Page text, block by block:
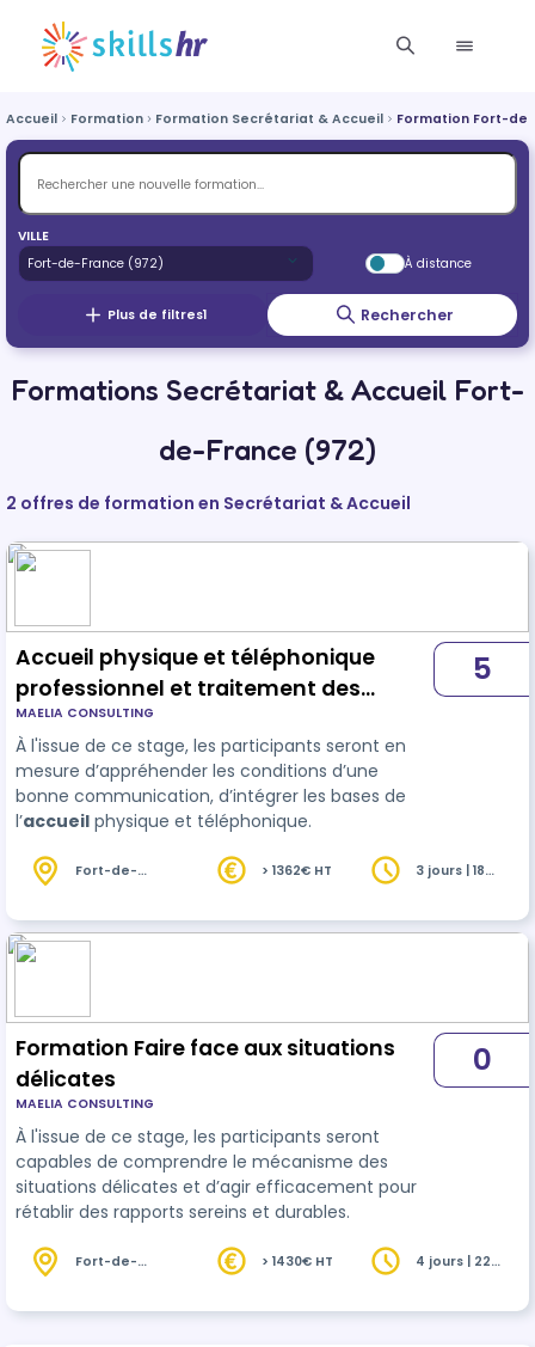
Accueil Formation Formation Secrétariat & Accueil Formation Fort-
VILLE
À distance
Plus de filtres1 Rechercher
Formations Secrétariat & Accueil Fort-
de-France (972)
2 offres de formation en Secrétariat & Accueil
Accueil physique et téléphonique
professionnel et traitement des
situations délicates
MAELIA CONSULTING
À l'issue de ce stage, les participants seront en
mesure d’appréhender les conditions d’une
bonne communication, d’intégrer les bases de
l’accueil physique et téléphonique.
5
Fort-de-
> 1362€ HT
3 jours | 18
Formation Faire face aux situations
délicates
MAELIA CONSULTING
À l'issue de ce stage, les participants seront
capables de comprendre le mécanisme des
situations délicates et d’agir efficacement pour
rétablir des rapports sereins et durables.
0
Fort-de-
> 1430€ HT
4 jours | 22